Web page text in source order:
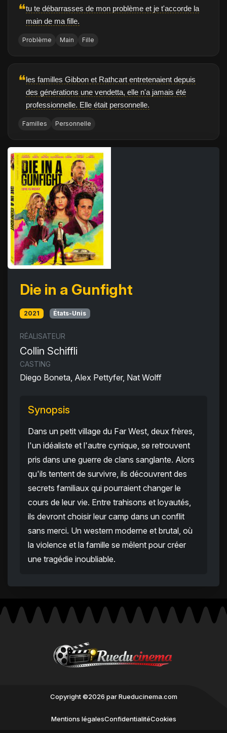
❝tu te débarrasses de mon problème et je t'accorde la
main de ma fille.
Problème Main Fille
❝les familles Gibbon et Rathcart entretenaient depuis
des générations une vendetta, elle n'a jamais été
professionnelle. Elle était personnelle.
Familles Personnelle
Die in a Gunfight
2021 États-Unis
RÉALISATEUR
Collin Schiffli
CASTING
Diego Boneta, Alex Pettyfer, Nat Wolff
Synopsis
Dans un petit village du Far West, deux frères,
l'un idéaliste et l'autre cynique, se retrouvent
pris dans une guerre de clans sanglante. Alors
qu'ils tentent de survivre, ils découvrent des
secrets familiaux qui pourraient changer le
cours de leur vie. Entre trahisons et loyautés,
ils devront choisir leur camp dans un conflit
sans merci. Un western moderne et brutal, où
la violence et la famille se mêlent pour créer
une tragédie inoubliable.
Copyright ©2026 par Rueducinema.com
Mentions légalesConfidentialitéCookies